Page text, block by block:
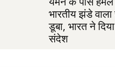
भारतीय झंडे
डूबा, भारत ने
संदेश